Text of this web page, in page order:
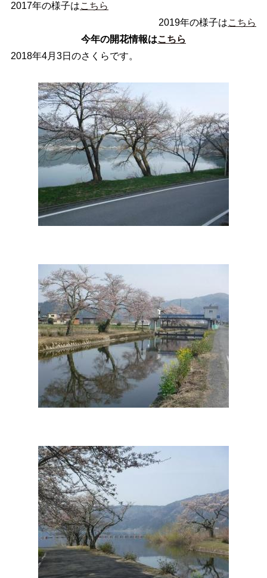
2017年の様子はこちら
2019年の様子はこちら
今年の開花情報はこちら
2018年4月3日のさくらです。